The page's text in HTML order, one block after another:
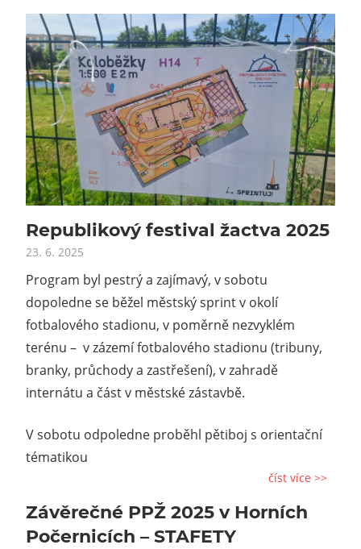
Republikový festival žactva 2025
23. 6. 2025
Program byl pestrý a zajímavý, v sobotu
dopoledne se běžel městský sprint v okolí
fotbalového stadionu, v poměrně nezvyklém
terénu – v zázemí fotbalového stadionu (tribuny,
branky, průchody a zastřešení), v zahradě
internátu a část v městské zástavbě.
V sobotu odpoledne proběhl pětiboj s orientační
tématikou
číst více >>
Závěrečné PPŽ 2025 v Horních
Počernicích – STAFETY